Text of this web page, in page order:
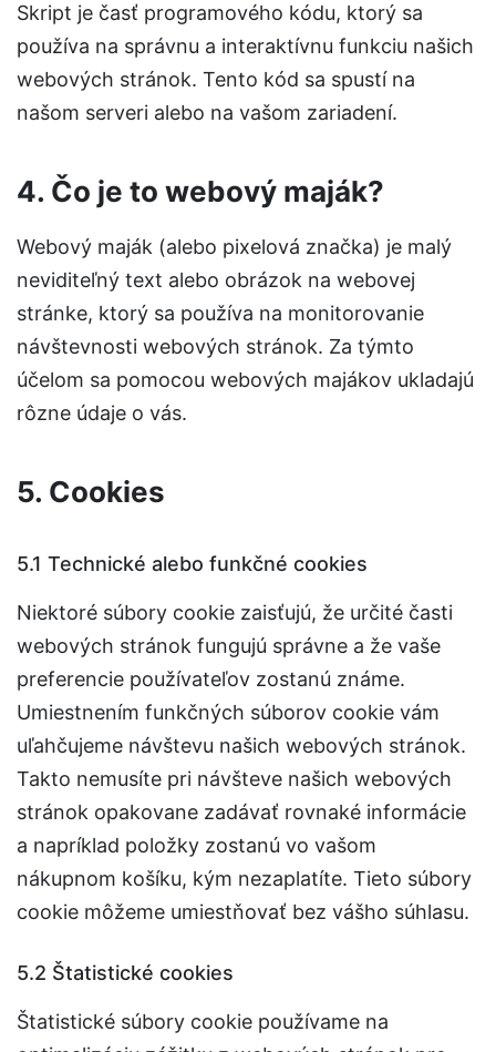
Skript je časť programového kódu, ktorý sa
používa na správnu a interaktívnu funkciu našich
webových stránok. Tento kód sa spustí na
našom serveri alebo na vašom zariadení.
4. Čo je to webový maják?
Webový maják (alebo pixelová značka) je malý
neviditeľný text alebo obrázok na webovej
stránke, ktorý sa používa na monitorovanie
návštevnosti webových stránok. Za týmto
účelom sa pomocou webových majákov ukladajú
rôzne údaje o vás.
5. Cookies
5.1 Technické alebo funkčné cookies
Niektoré súbory cookie zaisťujú, že určité časti
webových stránok fungujú správne a že vaše
preferencie používateľov zostanú známe.
Umiestnením funkčných súborov cookie vám
uľahčujeme návštevu našich webových stránok.
Takto nemusíte pri návšteve našich webových
stránok opakovane zadávať rovnaké informácie
a napríklad položky zostanú vo vašom
nákupnom košíku, kým nezaplatíte. Tieto súbory
cookie môžeme umiestňovať bez vášho súhlasu.
5.2 Štatistické cookies
Štatistické súbory cookie používame na